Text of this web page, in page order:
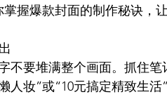
握爆款封面的制作秘诀，
不要堆满整个画面。抓住
人妆”或“10元搞定精致生